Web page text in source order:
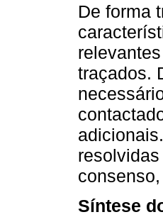
De forma
traçados.
Síntese